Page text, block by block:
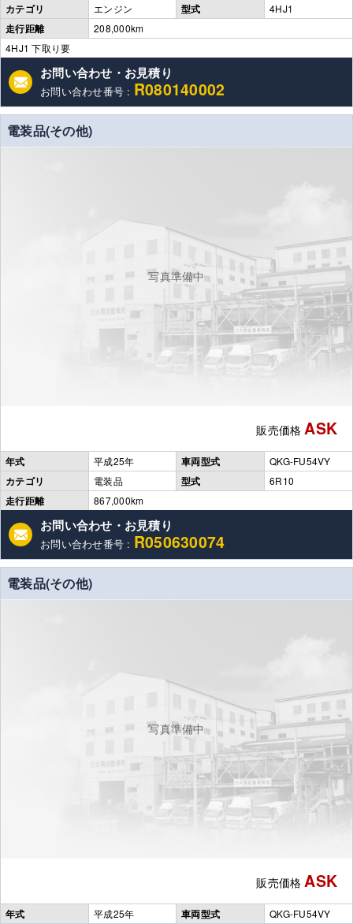
カテゴリ エンジン 型式 4HJ1
走行距離
208,000km
4HJ1 下取り要
お問い合わせ・お見積り
お問い合わせ番号 : R080140002
電装品(その他)
写真準備中
販売価格 ASK
年式 平成25年 車両型式 QKG-FU54VY
カテゴリ 電装品 型式 6R10
走行距離 867,000km
お問い合わせ・お見積り
お問い合わせ番号 : R050630074
電装品(その他)
写真準備中
販売価格 ASK
年式 平成25年 車両型式 QKG-FU54VY